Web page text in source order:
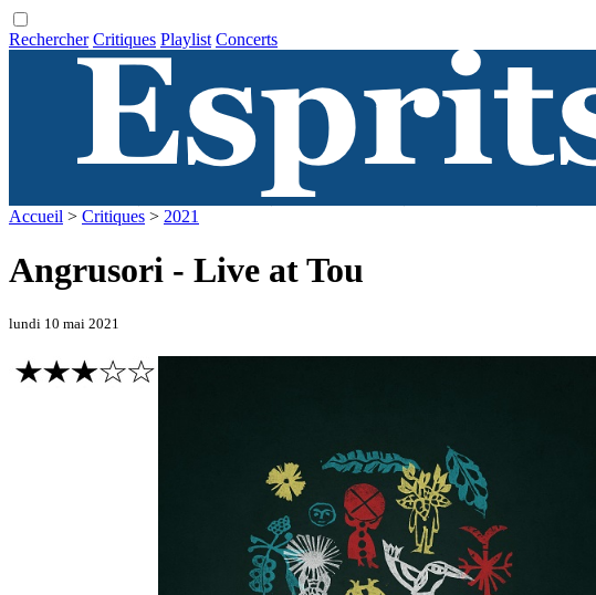
Rechercher Critiques Playlist Concerts
Accueil > Critiques > 2021
Angrusori - Live at Tou
lundi 10 mai 2021